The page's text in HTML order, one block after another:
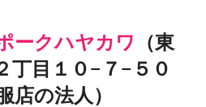
ークハヤカワ
（東
丁目１０−７−５０
店の法人）